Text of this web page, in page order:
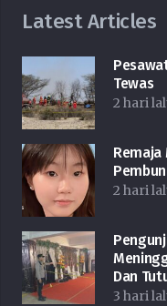
Latest Articles
Tewas
2 hari
Remaja
2 hari
Dan
3 hari